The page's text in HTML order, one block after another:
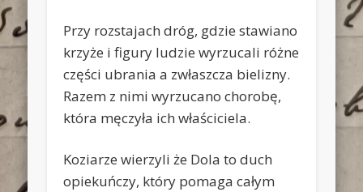
Przy rozstajach dróg, gdzie stawiano
krzyże i figury ludzie wyrzucali różne
części ubrania a zwłaszcza bielizny.
Razem z nimi wyrzucano chorobę,
która męczyła ich właściciela.
Koziarze wierzyli że Dola to duch
opiekuńczy, który pomaga całym